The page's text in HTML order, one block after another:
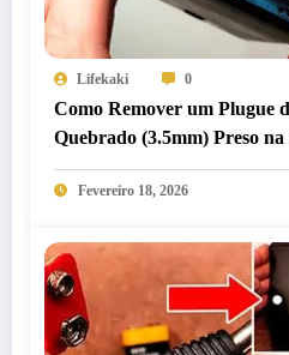
Lifekaki 0
Como Remover um Plugue
Quebrado (3.5mm) Preso
Áudio: O Método Mecânico
Fevereiro 18, 2026